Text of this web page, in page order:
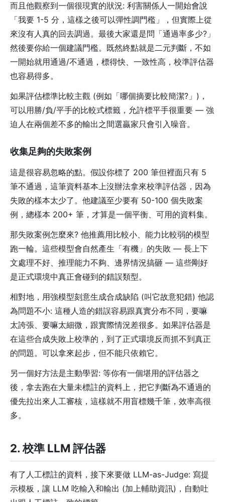
而且他觀察到一個很現實的狀況: 利害關係人一開始會說
「我要 1-5 分，這樣之後可以彈性調門檻」，但實際上從
來沒有人真的回去調過。最後大家還是問「通過率多少?」
然後要你給一個建議門檻。既然終點就是二元判斷，不如
一開始就用通過/不通過，標得快、一致性高，校準評估器
也容易得多。
如果評估標準比較主觀 (例如「哪個摘要比較簡潔?」)，
可以用勝/負/平手的比較式標籤，允許標平手很重要 — 強
迫人在兩個差不多的輸出之間選贏家只會引入噪音。
收集足夠的失敗案例
這是很容易忽略的點。假設你標了 200 筆但裡面只有 5
筆不通過，這筆資料基本上沒辦法拿來校準評估器，因為
失敗的樣本太少了。他建議至少要有 50-100 個失敗案
例，總樣本 200+ 筆，才算是一個平衡、可用的資料集。
那失敗案例怎麼來? 他推薦用比較小、能力比較弱的模型
跑一輪。這些模型會自然產生「有機」的失敗 — 長上下
文處理不好、推理能力不夠、邊界情況搞砸 — 這些剛好
是正式環境中真正會碰到的錯誤類型。
相對地，用強模型刻意生成合成缺陷 (叫它故意犯錯) 他認
為問題不小: 這種人造的錯誤容易跟真實分布不同，要嘛
太誇張、要嘛太細微，跟實際情況差很多。如果評估器是
在這些合成失敗上校準的，到了正式環境反而抓不到真正
的問題。可以拿來起步，但不能只依賴它。
另一個好方法是主動學習: 等你有一個堪用的評估器之
後，拿去跑在大量未標註的資料上，把它判斷為不通過的
優先拉出來人工審核，這樣就不用盲標幾千筆，效率高很
多。
2. 校準 LLM 評估器
有了人工標註的資料，接下來要做 LLM-as-Judge: 寫提
示模板，讓 LLM 吃輸入和輸出 (加上輔助資訊)，自動吐